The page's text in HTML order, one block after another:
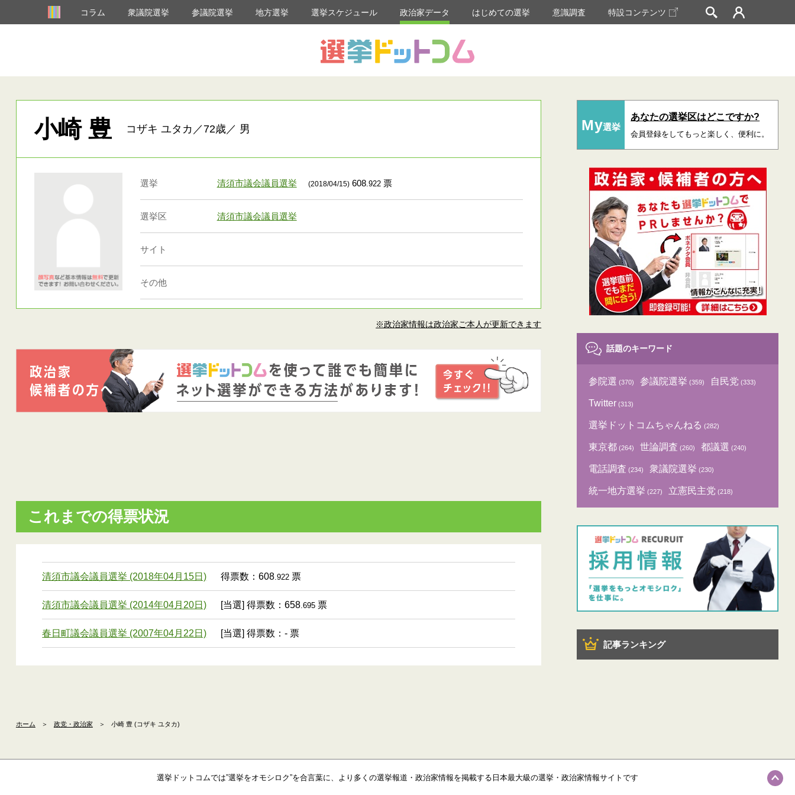
コラム 衆議院選挙 参議院選挙 地方選挙 選挙スケジュール 政治家データ はじめての選挙 意識調査 特設コンテンツ
小崎 豊 コザキ ユタカ／72歳／ 男
選挙 清須市議会議員選挙 (2018/04/15)608.922票
選挙区 清須市議会議員選挙
サイト
その他
※政治家情報は政治家ご本人が更新できます
これまでの得票状況
清須市議会議員選挙 (2018年04月15日) 得票数：608.922 票
清須市議会議員選挙 (2014年04月20日) [当選] 得票数：658.695 票
春日町議会議員選挙 (2007年04月22日) [当選] 得票数：- 票
My選挙
あなたの選挙区はどこですか?
会員登録をしてもっと楽しく、便利に。
話題のキーワード
参院選 (370) 参議院選挙 (359) 自民党 (333)
Twitter (313)
選挙ドットコムちゃんねる (282)
東京都 (264) 世論調査 (260) 都議選 (240)
電話調査 (234) 衆議院選挙 (230)
統一地方選挙 (227) 立憲民主党 (218)
記事ランキング
ホーム ＞ 政党・政治家 ＞ 小崎 豊 (コザキ ユタカ)
選挙ドットコムでは”選挙をオモシロク”を合言葉に、より多くの選挙報道・政治家情報を掲載する日本最大級の選挙・政治家情報サイトです